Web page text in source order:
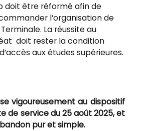
doit être réformé afin de
l’organisation de
La réussite au
doit rester la condition
aux études supérieures.
vigoureusement au dispositif
de service du 25 août 2025, et
pur et simple.